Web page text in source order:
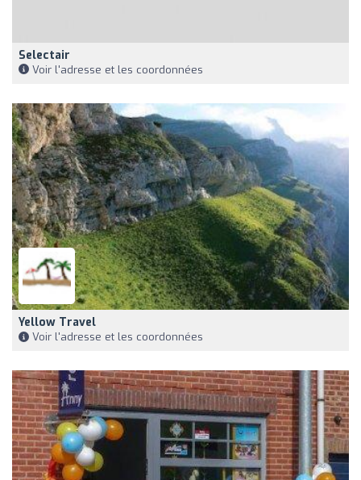
Selectair
Voir l'adresse et les coordonnées
Yellow Travel
Voir l'adresse et les coordonnées